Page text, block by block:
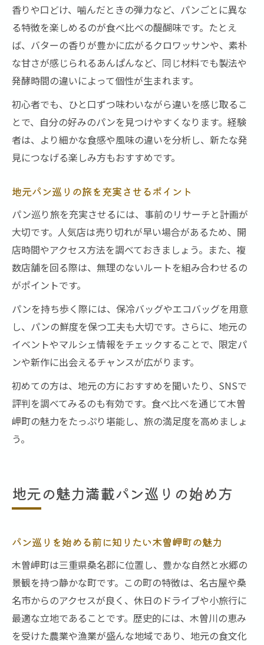
香りや口どけ、噛んだときの弾力など、パンごとに異な
る特徴を楽しめるのが食べ比べの醍醐味です。たとえ
ば、バターの香りが豊かに広がるクロワッサンや、素朴
な甘さが感じられるあんぱんなど、同じ材料でも製法や
発酵時間の違いによって個性が生まれます。
初心者でも、ひと口ずつ味わいながら違いを感じ取るこ
とで、自分の好みのパンを見つけやすくなります。経験
者は、より細かな食感や風味の違いを分析し、新たな発
見につなげる楽しみ方もおすすめです。
地元パン巡りの旅を充実させるポイント
パン巡り旅を充実させるには、事前のリサーチと計画が
大切です。人気店は売り切れが早い場合があるため、開
店時間やアクセス方法を調べておきましょう。また、複
数店舗を回る際は、無理のないルートを組み合わせるの
がポイントです。
パンを持ち歩く際には、保冷バッグやエコバッグを用意
し、パンの鮮度を保つ工夫も大切です。さらに、地元の
イベントやマルシェ情報をチェックすることで、限定パ
ンや新作に出会えるチャンスが広がります。
初めての方は、地元の方におすすめを聞いたり、SNSで
評判を調べてみるのも有効です。食べ比べを通じて木曽
岬町の魅力をたっぷり堪能し、旅の満足度を高めましょ
う。
地元の魅力満載パン巡りの始め方
パン巡りを始める前に知りたい木曽岬町の魅力
木曽岬町は三重県桑名郡に位置し、豊かな自然と水郷の
景観を持つ静かな町です。この町の特徴は、名古屋や桑
名市からのアクセスが良く、休日のドライブや小旅行に
最適な立地であることです。歴史的には、木曽川の恵み
を受けた農業や漁業が盛んな地域であり、地元の食文化